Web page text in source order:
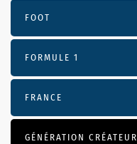
FOOT
FORMULE 1
FRANCE
GÉNÉRATION CRÉATEUR